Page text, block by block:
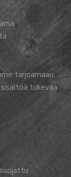
tarjoamaan
tukevaa